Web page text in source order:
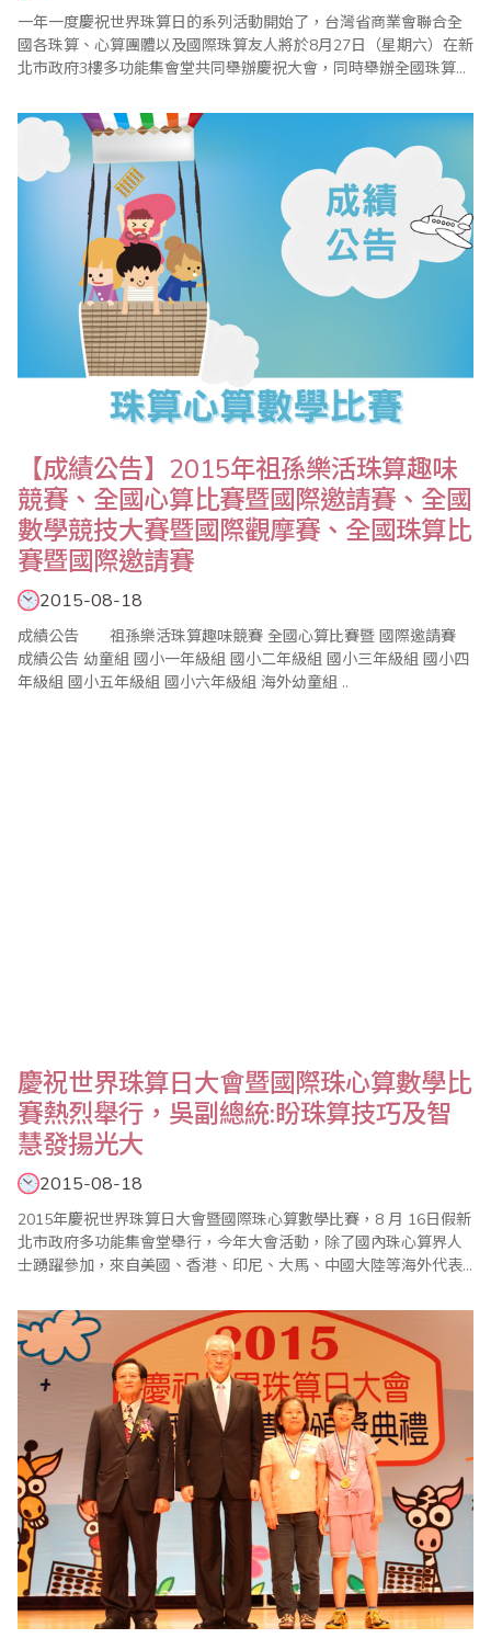
一年一度慶祝世界珠算日的系列活動開始了，台灣省商業會聯合全
國各珠算、心算團體以及國際珠算友人將於8月27日（星期六）在新
北市政府3樓多功能集會堂共同舉辦慶祝大會，同時舉辦全國珠算比
暨國際觀摩賽、祖孫樂活珠算趣味競賽等系列活動，歡迎踴躍報名
參加。 ＊20..
【成績公告】2015年祖孫樂活珠算趣味
競賽、全國心算比賽暨國際邀請賽、全國
數學競技大賽暨國際觀摩賽、全國珠算比
賽暨國際邀請賽
2015-08-18
成績公告 祖孫樂活珠算趣味競賽 全國心算比賽暨 國際邀請賽
成績公告 幼童組 國小一年級組 國小二年級組 國小三年級組 國小四
年級組 國小五年級組 國小六年級組 海外幼童組 ..
慶祝世界珠算日大會暨國際珠心算數學比
賽熱烈舉行，吳副總統:盼珠算技巧及智
慧發揚光大
2015-08-18
2015年慶祝世界珠算日大會暨國際珠心算數學比賽，8 月 16日假新
北市政府多功能集會堂舉行，今年大會活動，除了國內珠心算界人
士踴躍參加，來自美國、香港、印尼、大馬、中國大陸等海外代表
他第3度參加此大會，發現活動越辦越成功，尤其今年的祖孫樂活珠
算趣味競賽，更證明珠心算已成為老少咸宜的活動，並具腦力療癒
功能，希望珠算技巧及智慧未來能再發揚光..